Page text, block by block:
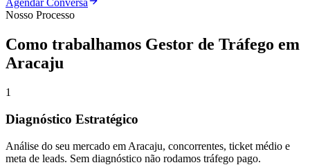
Agendar Conversa
Nosso Processo
Como trabalhamos Gestor de Tráfego em
Aracaju
1
Diagnóstico Estratégico
Análise do seu mercado em Aracaju, concorrentes, ticket médio e
meta de leads. Sem diagnóstico não rodamos tráfego pago.